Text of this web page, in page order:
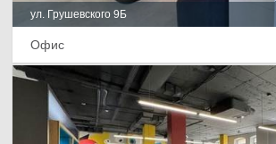
ул. Грушевского 9Б
Офис